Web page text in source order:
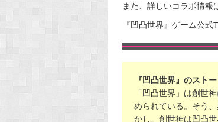
また、詳しいコラボ情報
『凹凸世界』ゲーム公式
『凹凸世界』のストー
「凹凸世界」は創世
められている。そう
かし、創世神は凹凸